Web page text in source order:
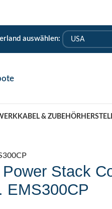
auswählen:
KABEL & ZUBEHÖR
Stack
EMS300CP